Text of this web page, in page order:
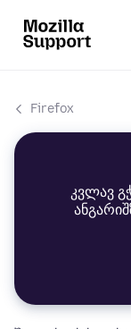
Firefox
კვლავ